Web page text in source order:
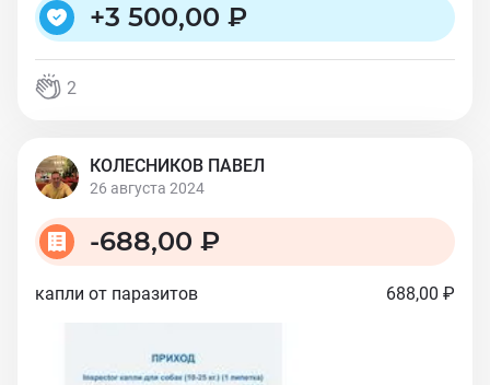
+3 500,00 ₽
2
КОЛЕСНИКОВ ПАВЕЛ
26 августа 2024
-688,00 ₽
капли от паразитов 688,00 ₽